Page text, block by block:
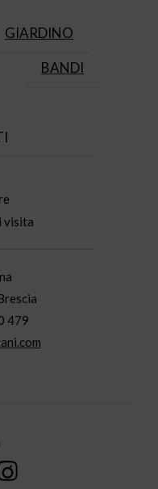
GIARDINO
BANDI
visita
479